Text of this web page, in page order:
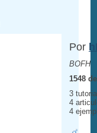
Por
BOFH
1548
3
4
4